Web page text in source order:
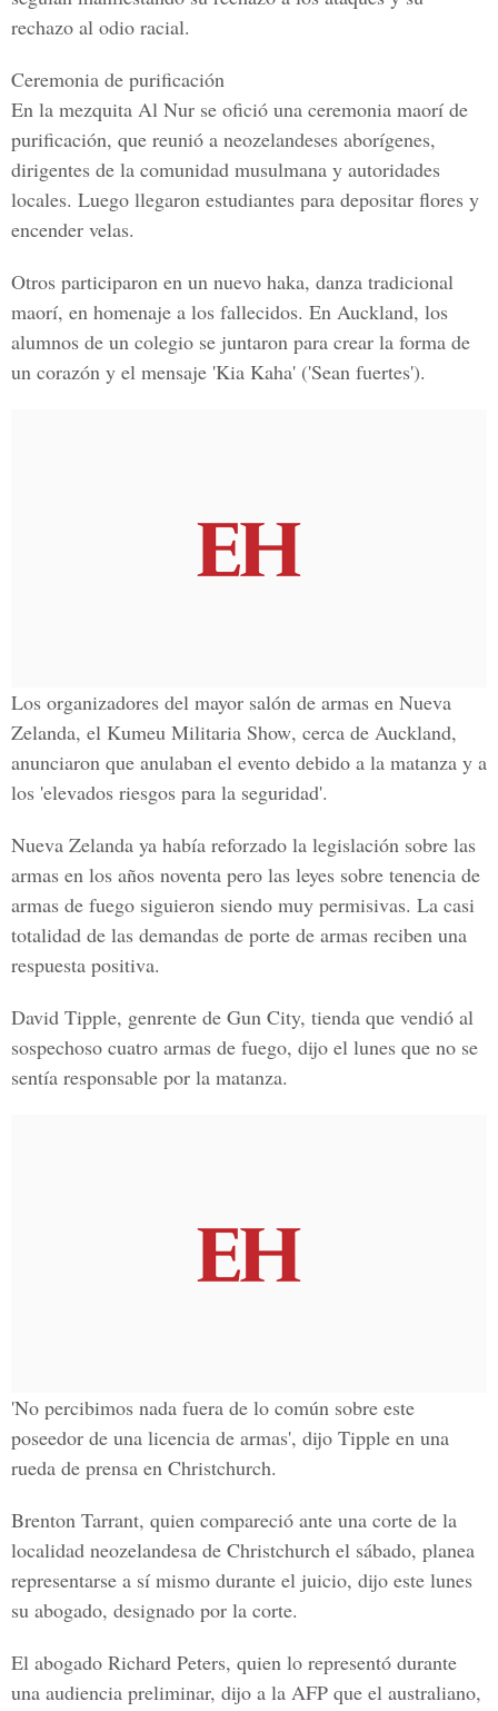
rechazo al odio racial.
Ceremonia de purificación
En la mezquita Al Nur se ofició una ceremonia maorí de
purificación, que reunió a neozelandeses aborígenes,
dirigentes de la comunidad musulmana y autoridades
locales. Luego llegaron estudiantes para depositar flores y
encender velas.
Otros participaron en un nuevo haka, danza tradicional
maorí, en homenaje a los fallecidos. En Auckland, los
alumnos de un colegio se juntaron para crear la forma de
un corazón y el mensaje 'Kia Kaha' ('Sean fuertes').
Los organizadores del mayor salón de armas en Nueva
Zelanda, el Kumeu Militaria Show, cerca de Auckland,
anunciaron que anulaban el evento debido a la matanza y a
los 'elevados riesgos para la seguridad'.
Nueva Zelanda ya había reforzado la legislación sobre las
armas en los años noventa pero las leyes sobre tenencia de
armas de fuego siguieron siendo muy permisivas. La casi
totalidad de las demandas de porte de armas reciben una
respuesta positiva.
David Tipple, genrente de Gun City, tienda que vendió al
sospechoso cuatro armas de fuego, dijo el lunes que no se
sentía responsable por la matanza.
'No percibimos nada fuera de lo común sobre este
poseedor de una licencia de armas', dijo Tipple en una
rueda de prensa en Christchurch.
Brenton Tarrant, quien compareció ante una corte de la
localidad neozelandesa de Christchurch el sábado, planea
representarse a sí mismo durante el juicio, dijo este lunes
su abogado, designado por la corte.
El abogado Richard Peters, quien lo representó durante
una audiencia preliminar, dijo a la AFP que el australiano,